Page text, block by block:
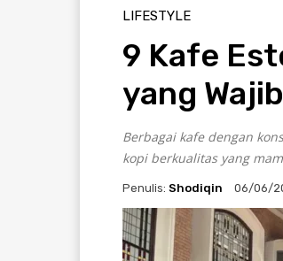
LIFESTYLE
9 Kafe
yang
Berbagai kafe dengan
kopi berkualitas yang
Penulis: Shodiqin 06/06/